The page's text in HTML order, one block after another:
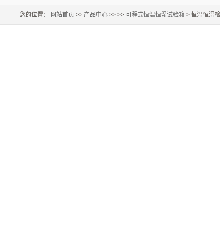
您的位置： 网站首页 >> 产品中心 >> >> 可程式恒温恒湿试验箱 > 恒温恒湿